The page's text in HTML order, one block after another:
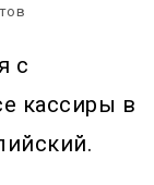
с
кассиры в